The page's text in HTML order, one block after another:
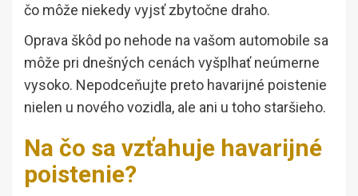
čo môže niekedy vyjsť zbytočne draho.
Oprava škôd po nehode na vašom automobile sa
môže pri dnešných cenách vyšplhať neúmerne
vysoko. Nepodceňujte preto havarijné poistenie
nielen u nového vozidla, ale ani u toho staršieho.
Na čo sa vzťahuje havarijné
poistenie?